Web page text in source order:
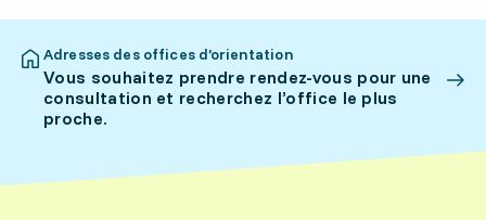
Adresses des offices d’orientation
Vous souhaitez prendre rendez-vous pour une
consultation et recherchez l’office le plus
proche.